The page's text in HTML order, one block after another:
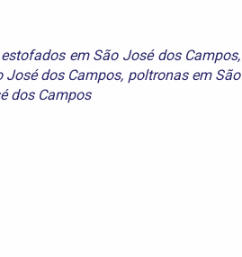
estofados em São José dos Campos,
José dos Campos, poltronas em São
dos Campos